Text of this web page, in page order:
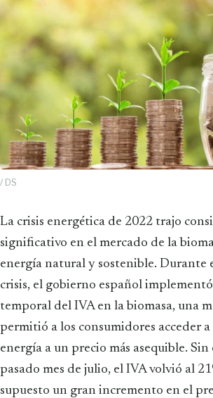
/ DS
La crisis energética de 2022 trajo consigo un cambio
significativo en el mercado de la
energía natural y sostenible. Durante
crisis, el gobierno español
temporal del IVA en la biomasa, una
permitió a los consumidores acceder
energía a un precio más asequible. Sin
pasado mes de julio, el IVA volvió al
supuesto un gran incremento en el